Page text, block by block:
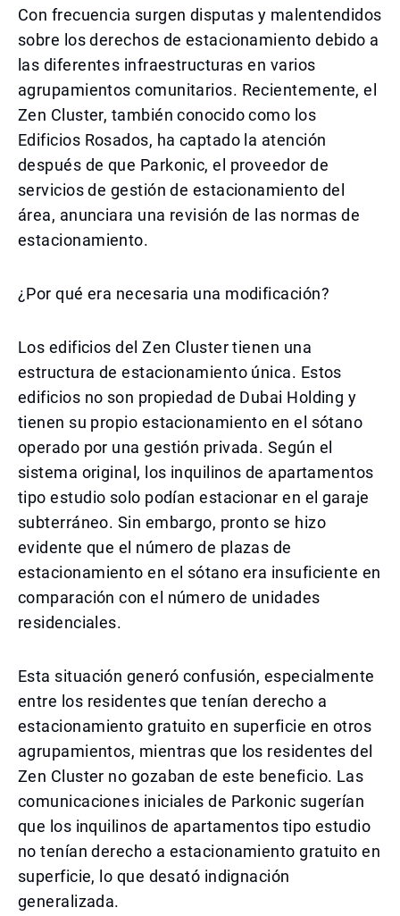
Con frecuencia surgen disputas y malentendidos
sobre los derechos de estacionamiento debido a
las diferentes infraestructuras en varios
agrupamientos comunitarios. Recientemente, el
Zen Cluster, también conocido como los
Edificios Rosados, ha captado la atención
después de que Parkonic, el proveedor de
servicios de gestión de estacionamiento del
área, anunciara una revisión de las normas de
estacionamiento.
¿Por qué era necesaria una modificación?
Los edificios del Zen Cluster tienen una
estructura de estacionamiento única. Estos
edificios no son propiedad de Dubai Holding y
tienen su propio estacionamiento en el sótano
operado por una gestión privada. Según el
sistema original, los inquilinos de apartamentos
tipo estudio solo podían estacionar en el garaje
subterráneo. Sin embargo, pronto se hizo
evidente que el número de plazas de
estacionamiento en el sótano era insuficiente en
comparación con el número de unidades
residenciales.
Esta situación generó confusión, especialmente
entre los residentes que tenían derecho a
estacionamiento gratuito en superficie en otros
agrupamientos, mientras que los residentes del
Zen Cluster no gozaban de este beneficio. Las
comunicaciones iniciales de Parkonic sugerían
que los inquilinos de apartamentos tipo estudio
no tenían derecho a estacionamiento gratuito en
superficie, lo que desató indignación
generalizada.